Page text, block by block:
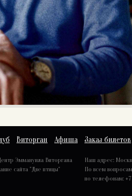
Виторган Афиша Заказ билетов
Эммануила Виторгана
сайта "Две птицы"
Наш адрес:
По всем
по телефонам: